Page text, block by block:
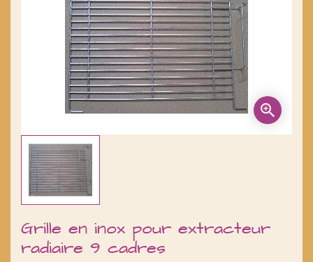
Grille en inox pour extracteur
radiaire 9 cadres